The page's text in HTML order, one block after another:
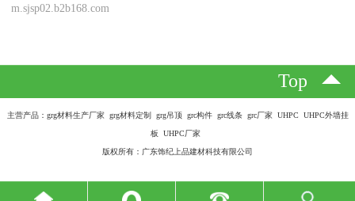
m.sjsp02.b2b168.com
Top
主营产品：grg材料生产厂家 grg材料定制 grg吊顶 grc构件 grc线条 grc厂家 UHPC UHPC外墙挂
板 UHPC厂家
版权所有：广东饰纪上品建材科技有限公司